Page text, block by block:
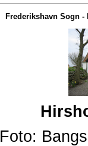
Frederikshavn Sogn-
Foto: